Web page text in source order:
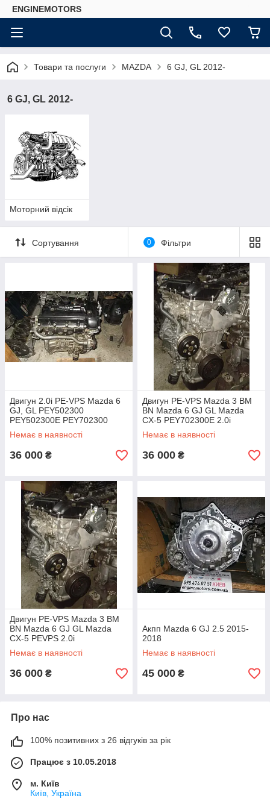
ENGINEMOTORS
Товари та послуги MAZDA 6 GJ, GL 2012-
6 GJ, GL 2012-
Моторний відсік
Сортування 0 Фільтри
Двигун 2.0i PE-VPS Mazda 6
GJ, GL PEY502300
PEY502300E PEY702300
PEY702300E
Немає в наявності
36 000 ₴
Двигун PE-VPS Mazda 3 BM
BN Mazda 6 GJ GL Mazda
CX-5 PEY702300E 2.0i
Немає в наявності
36 000 ₴
Двигун PE-VPS Mazda 3 BM
BN Mazda 6 GJ GL Mazda
CX-5 PEVPS 2.0i
Немає в наявності
36 000 ₴
Акпп Mazda 6 GJ 2.5 2015-
2018
Немає в наявності
45 000 ₴
Про нас
100% позитивних з 26 відгуків за рік
Працює з 10.05.2018
м. Київ
Київ, Україна